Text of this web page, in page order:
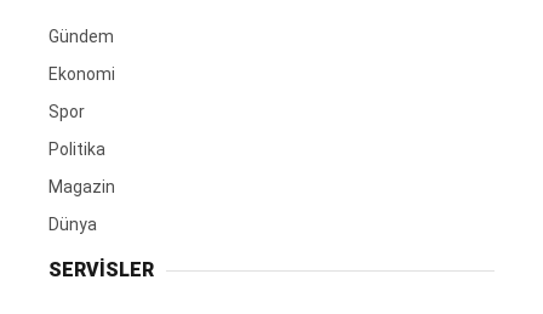
Gündem
Ekonomi
Spor
Politika
Magazin
Dünya
SERVİSLER